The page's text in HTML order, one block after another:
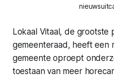
Lokaal Vitaal, de grootste
gemeenteraad, heeft een
gemeente oproept
toestaan van meer